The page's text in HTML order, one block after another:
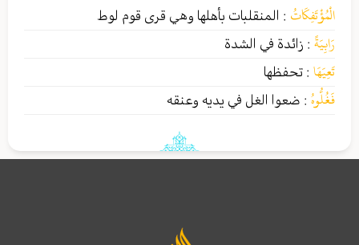
الْمُؤْتَفِكَاتُ : المنقلبات بأهلها وهي قرى قوم لوط
رَابِيَةً : زائدة في الشدة
تَعِيَهَا : تحفظها
فَغُلُّوهُ : ضعوا الغل في يديه وعنقه